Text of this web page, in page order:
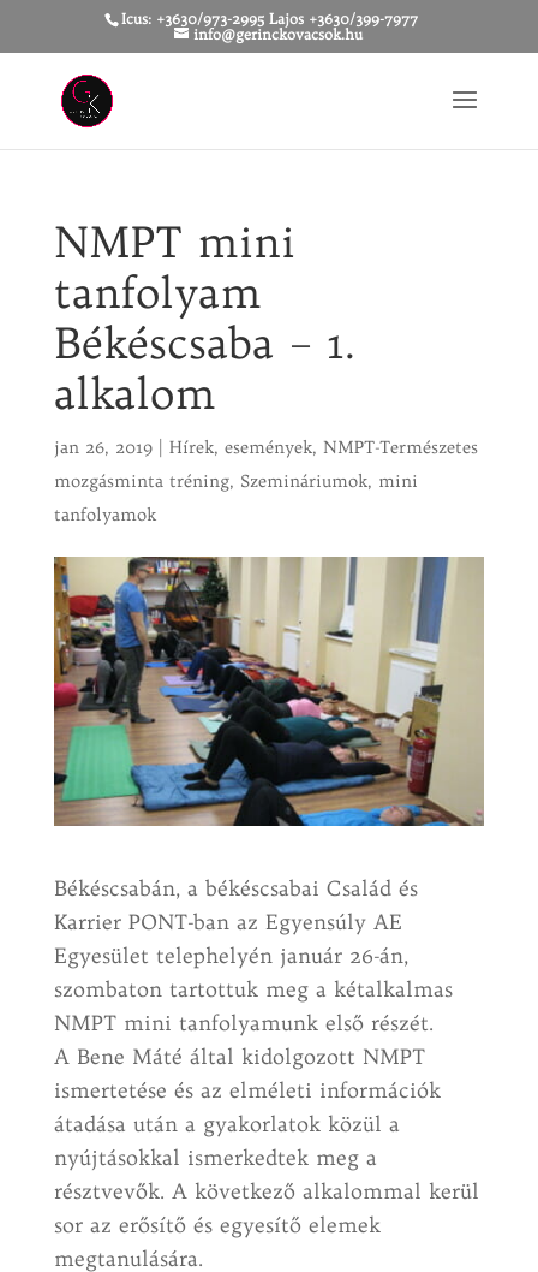
Icus: +3630/973-2995 Lajos +3630/399-7977
info@gerinckovacsok.hu
NMPT mini
tanfolyam
Békéscsaba – 1.
alkalom
jan 26, 2019| Hírek, események, NMPT-Természetes
mozgásminta tréning, Szemináriumok, mini
tanfolyamok
Békéscsabán, a békéscsabai Család és
Karrier PONT-ban az Egyensúly AE
Egyesület telephelyén január 26-án,
szombaton tartottuk meg a kétalkalmas
NMPT mini tanfolyamunk első részét.
A Bene Máté által kidolgozott NMPT
ismertetése és az elméleti információk
átadása után a gyakorlatok közül a
nyújtásokkal ismerkedtek meg a
résztvevők. A következő alkalommal kerül
sor az erősítő és egyesítő elemek
megtanulására.